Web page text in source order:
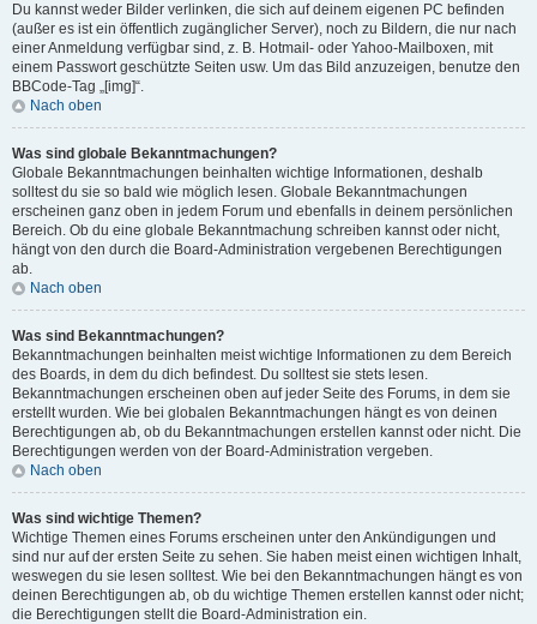
Du kannst weder Bilder verlinken, die sich auf deinem eigenen PC befinden
(außer es ist ein öffentlich zugänglicher Server), noch zu Bildern, die nur nach
einer Anmeldung verfügbar sind, z. B. Hotmail- oder Yahoo-Mailboxen, mit
einem Passwort geschützte Seiten usw. Um das Bild anzuzeigen, benutze den
BBCode-Tag „[img]“.
Nach oben
Was sind globale Bekanntmachungen?
Globale Bekanntmachungen beinhalten wichtige Informationen, deshalb
solltest du sie so bald wie möglich lesen. Globale Bekanntmachungen
erscheinen ganz oben in jedem Forum und ebenfalls in deinem persönlichen
Bereich. Ob du eine globale Bekanntmachung schreiben kannst oder nicht,
hängt von den durch die Board-Administration vergebenen Berechtigungen
ab.
Nach oben
Was sind Bekanntmachungen?
Bekanntmachungen beinhalten meist wichtige Informationen zu dem Bereich
des Boards, in dem du dich befindest. Du solltest sie stets lesen.
Bekanntmachungen erscheinen oben auf jeder Seite des Forums, in dem sie
erstellt wurden. Wie bei globalen Bekanntmachungen hängt es von deinen
Berechtigungen ab, ob du Bekanntmachungen erstellen kannst oder nicht. Die
Berechtigungen werden von der Board-Administration vergeben.
Nach oben
Was sind wichtige Themen?
Wichtige Themen eines Forums erscheinen unter den Ankündigungen und
sind nur auf der ersten Seite zu sehen. Sie haben meist einen wichtigen Inhalt,
weswegen du sie lesen solltest. Wie bei den Bekanntmachungen hängt es von
deinen Berechtigungen ab, ob du wichtige Themen erstellen kannst oder nicht;
die Berechtigungen stellt die Board-Administration ein.